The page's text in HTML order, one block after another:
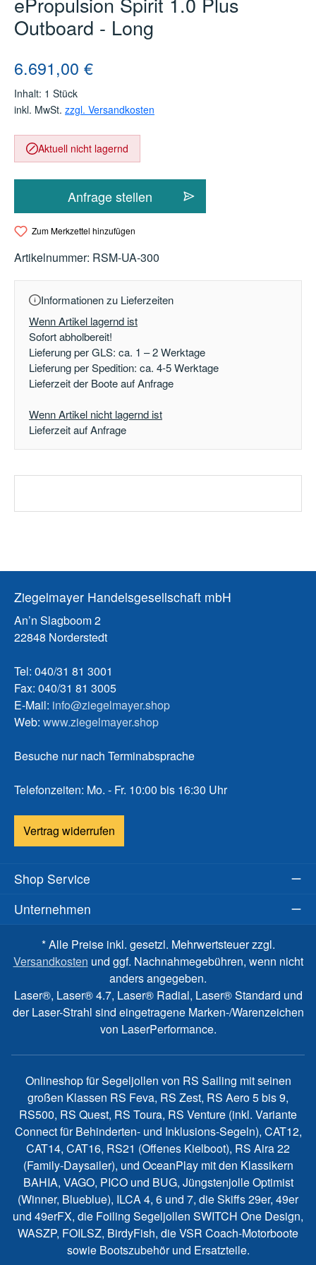
Outboard - Long
Regulärer Preis:
6.691,00 €
Inhalt: 1 Stück
inkl. MwSt. zzgl. Versandkosten
Aktuell nicht lagernd
Anfrage stellen
Zum Merkzettel hinzufügen
Artikelnummer: RSM-UA-300
Informationen zu Lieferzeiten
Wenn Artikel lagernd ist
Sofort abholbereit!
Lieferung per GLS: ca. 1 – 2 Werktage
Lieferung per Spedition: ca. 4-5 Werktage
Lieferzeit der Boote auf Anfrage
Wenn Artikel nicht lagernd ist
Lieferzeit auf Anfrage
Ziegelmayer Handelsgesellschaft mbH
An’n Slagboom 2
22848 Norderstedt
Tel: 040/31 81 3001
Fax: 040/31 81 3005
E-Mail: info@ziegelmayer.shop
Web: www.ziegelmayer.shop
Besuche nur nach Terminabsprache
Telefonzeiten: Mo. - Fr. 10:00 bis 16:30 Uhr
Vertrag widerrufen
Shop Service
Unternehmen
* Alle Preise inkl. gesetzl. Mehrwertsteuer zzgl.
Versandkosten und ggf. Nachnahmegebühren, wenn nicht
anders angegeben.
Laser®, Laser® 4.7, Laser® Radial, Laser® Standard und
der Laser-Strahl sind eingetragene Marken-/Warenzeichen
von LaserPerformance.
Onlineshop für Segeljollen von RS Sailing mit seinen
großen Klassen RS Feva, RS Zest, RS Aero 5 bis 9,
RS500, RS Quest, RS Toura, RS Venture (inkl. Variante
Connect für Behinderten- und Inklusions-Segeln), CAT12,
CAT14, CAT16, RS21 (Offenes Kielboot), RS Aira 22
(Family-Daysailer), und OceanPlay mit den Klassikern
BAHIA, VAGO, PICO und BUG, Jüngstenjolle Optimist
(Winner, Blueblue), ILCA 4, 6 und 7, die Skiffs 29er, 49er
und 49erFX, die Foiling Segeljollen SWITCH One Design,
WASZP, FOILSZ, BirdyFish, die VSR Coach-Motorboote
sowie Bootszubehör und Ersatzteile.